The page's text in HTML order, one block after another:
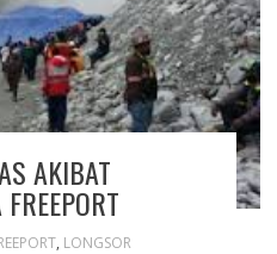
AKIBAT
, LONGSOR